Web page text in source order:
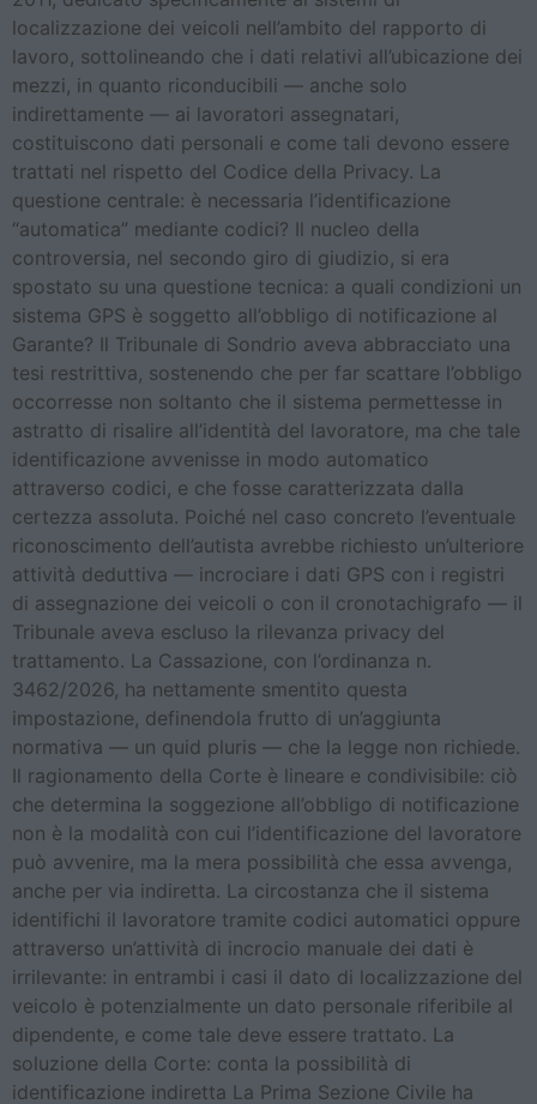
localizzazione dei veicoli nell’ambito del rapporto di
lavoro, sottolineando che i dati relativi all’ubicazione dei
mezzi, in quanto riconducibili — anche solo
indirettamente — ai lavoratori assegnatari,
costituiscono dati personali e come tali devono essere
trattati nel rispetto del Codice della Privacy. La
questione centrale: è necessaria l’identificazione
“automatica” mediante codici? Il nucleo della
controversia, nel secondo giro di giudizio, si era
spostato su una questione tecnica: a quali condizioni un
sistema GPS è soggetto all’obbligo di notificazione al
Garante? Il Tribunale di Sondrio aveva abbracciato una
tesi restrittiva, sostenendo che per far scattare l’obbligo
occorresse non soltanto che il sistema permettesse in
astratto di risalire all’identità del lavoratore, ma che tale
identificazione avvenisse in modo automatico
attraverso codici, e che fosse caratterizzata dalla
certezza assoluta. Poiché nel caso concreto l’eventuale
riconoscimento dell’autista avrebbe richiesto un’ulteriore
attività deduttiva — incrociare i dati GPS con i registri
di assegnazione dei veicoli o con il cronotachigrafo — il
Tribunale aveva escluso la rilevanza privacy del
trattamento. La Cassazione, con l’ordinanza n.
3462/2026, ha nettamente smentito questa
impostazione, definendola frutto di un’aggiunta
normativa — un quid pluris — che la legge non richiede.
Il ragionamento della Corte è lineare e condivisibile: ciò
che determina la soggezione all’obbligo di notificazione
non è la modalità con cui l’identificazione del lavoratore
può avvenire, ma la mera possibilità che essa avvenga,
anche per via indiretta. La circostanza che il sistema
identifichi il lavoratore tramite codici automatici oppure
attraverso un’attività di incrocio manuale dei dati è
irrilevante: in entrambi i casi il dato di localizzazione del
veicolo è potenzialmente un dato personale riferibile al
dipendente, e come tale deve essere trattato. La
soluzione della Corte: conta la possibilità di
identificazione indiretta La Prima Sezione Civile ha